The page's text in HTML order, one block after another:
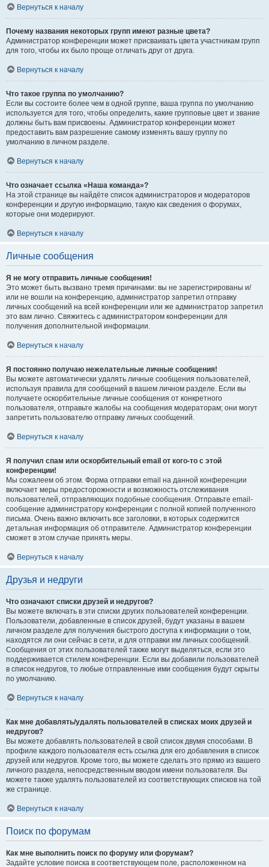
Вернуться к началу
Почему названия некоторых групп имеют разные цвета?
Администратор конференции может присваивать цвета участникам групп
для того, чтобы их было проще отличать друг от друга.
Вернуться к началу
Что такое группа по умолчанию?
Если вы состоите более чем в одной группе, ваша группа по умолчанию
используется для того, чтобы определить, какие групповые цвет и звание
должны быть вам присвоены. Администратор конференции может
предоставить вам разрешение самому изменять вашу группу по
умолчанию в личном разделе.
Вернуться к началу
Что означает ссылка «Наша команда»?
На этой странице вы найдёте список администраторов и модераторов
конференции и другую информацию, такую как сведения о форумах,
которые они модерируют.
Вернуться к началу
Личные сообщения
Я не могу отправить личные сообщения!
Это может быть вызвано тремя причинами: вы не зарегистрированы и/
или не вошли на конференцию, администратор запретил отправку
личных сообщений на всей конференции или же администратор запретил
это вам лично. Свяжитесь с администратором конференции для
получения дополнительной информации.
Вернуться к началу
Я постоянно получаю нежелательные личные сообщения!
Вы можете автоматически удалять личные сообщения пользователей,
используя правила для сообщений в вашем личном разделе. Если вы
получаете оскорбительные личные сообщения от конкретного
пользователя, отправьте жалобы на сообщения модераторам; они могут
запретить пользователю отправку личных сообщений.
Вернуться к началу
Я получил спам или оскорбительный email от кого-то с этой
конференции!
Мы сожалеем об этом. Форма отправки email на данной конференции
включает меры предосторожности и возможность отслеживания
пользователей, отправляющих подобные сообщения. Отправьте email-
сообщение администратору конференции с полной копией полученного
письма. Очень важно включить все заголовки, в которых содержится
детальная информация об отправителе. Администратор конференции
сможет в этом случае принять меры.
Вернуться к началу
Друзья и недруги
Что означают списки друзей и недругов?
Вы можете включать в эти списки других пользователей конференции.
Пользователи, добавленные в список друзей, будут указаны в вашем
личном разделе для получения быстрого доступа к информации о том,
находятся ли они сейчас в сети, и для отправки им личных сообщений.
Сообщения от этих пользователей также могут выделяться, если это
поддерживается стилем конференции. Если вы добавили пользователей
в список недругов, то любые отправленные ими сообщения будут скрыты
по умолчанию.
Вернуться к началу
Как мне добавлять/удалять пользователей в списках моих друзей и
недругов?
Вы можете добавлять пользователей в свой список двумя способами. В
профиле каждого пользователя есть ссылка для его добавления в список
друзей или недругов. Кроме того, вы можете сделать это прямо из вашего
личного раздела, непосредственным вводом имени пользователя. Вы
можете также удалять пользователей из соответствующих списков на той
же странице.
Вернуться к началу
Поиск по форумам
Как мне выполнить поиск по форуму или форумам?
Задайте условие поиска в соответствующем поле, расположенном на